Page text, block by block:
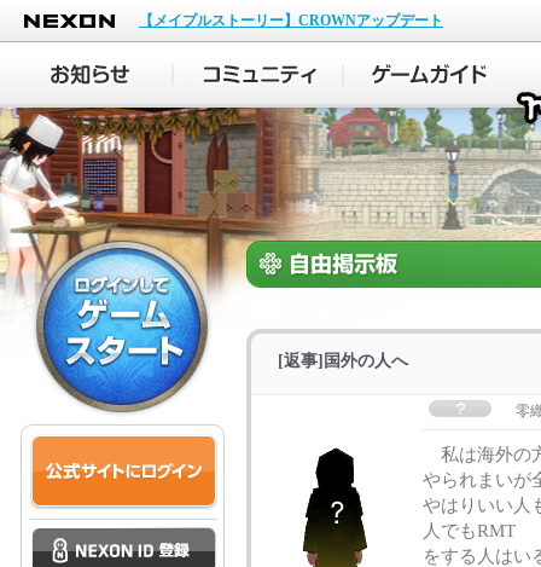
NEXON
【メイプルストーリー】CROWNアップデート
[返事]国外の人へ
零
私は海外の
やられまいが
やはりいい人
人でもRMT
をする人はい